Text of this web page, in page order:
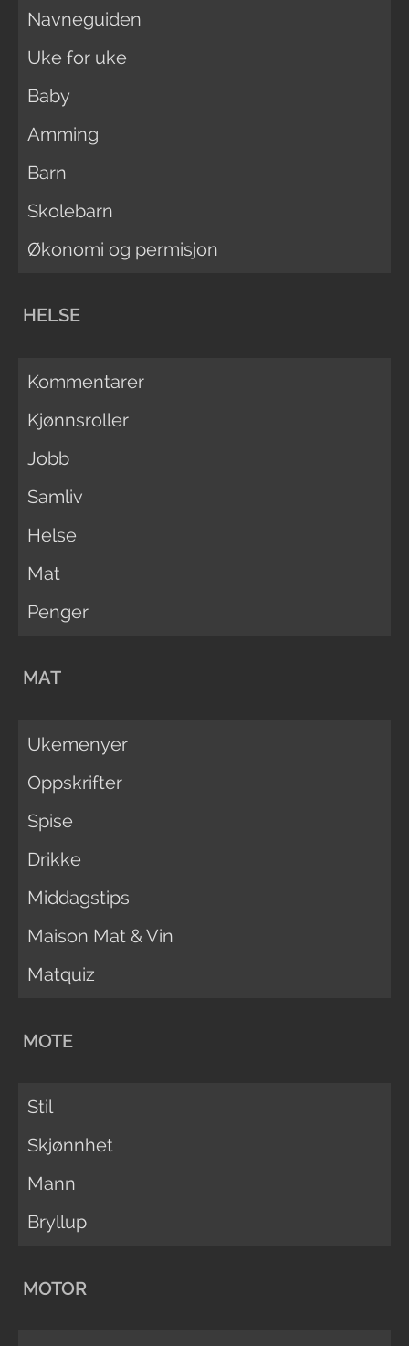
Navneguiden
Uke for uke
Baby
Amming
Barn
Skolebarn
Økonomi og permisjon
HELSE
Kommentarer
Kjønnsroller
Jobb
Samliv
Helse
Mat
Penger
MAT
Ukemenyer
Oppskrifter
Spise
Drikke
Middagstips
Maison Mat & Vin
Matquiz
MOTE
Stil
Skjønnhet
Mann
Bryllup
MOTOR